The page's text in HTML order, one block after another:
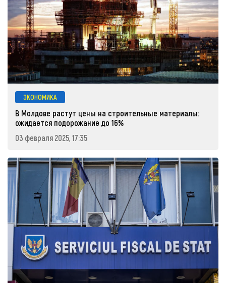
ЭКОНОМИКА
В Молдове растут цены на строительные материалы:
ожидается подорожание до 16%
03 февраля 2025, 17:35